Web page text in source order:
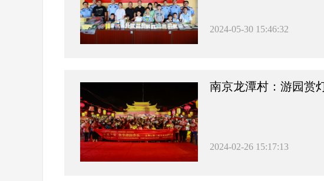
2024-05-30 15:46:32
南京龙潭村：游园赏
2024-02-26 15:17:13